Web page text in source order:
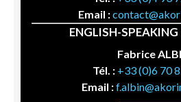
Email :
ENGLISH-
Fabrice
Tél. : +33 (0)6 70
Email :